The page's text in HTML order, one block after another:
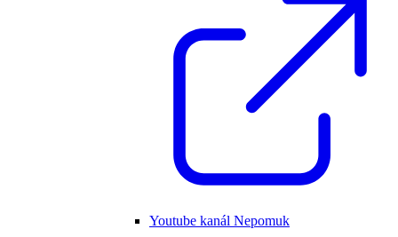
Youtube kanál Nepomuk